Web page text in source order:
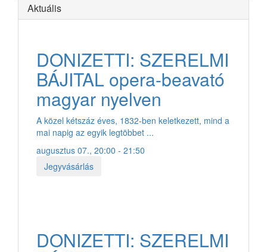
Aktuális
DONIZETTI: SZERELMI
BÁJITAL opera-beavató
magyar nyelven
A közel kétszáz éves, 1832-ben keletkezett, mind a
mai napig az egyik legtöbbet ...
augusztus 07., 20:00 - 21:50
Jegyvásárlás
DONIZETTI: SZERELMI